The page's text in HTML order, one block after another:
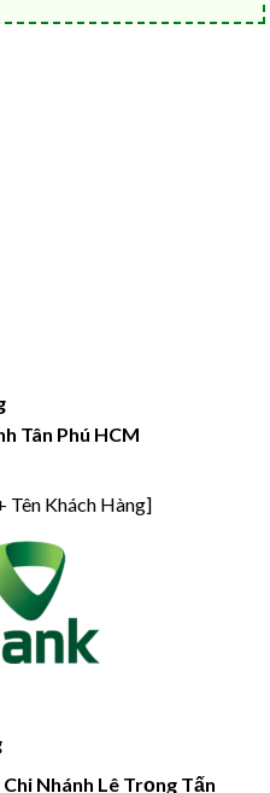
Tân Phú HCM
Tên Khách Hàng]
Nhánh Lê Trọng Tấn